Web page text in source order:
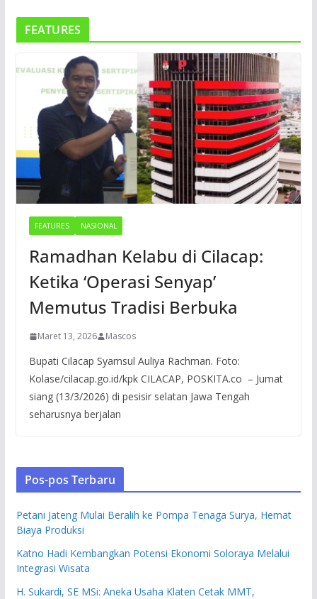
FEATURES
FEATURES NASIONAL
Ramadhan Kelabu di Cilacap:
Ketika ‘Operasi Senyap’
Memutus Tradisi Berbuka
Maret 13, 2026 Mascos
Bupati Cilacap Syamsul Auliya Rachman. Foto:
Kolase/cilacap.go.id/kpk CILACAP, POSKITA.co – Jumat
siang (13/3/2026) di pesisir selatan Jawa Tengah
seharusnya berjalan
Pos-pos Terbaru
Petani Jateng Mulai Beralih ke Pompa Tenaga Surya, Hemat
Biaya Produksi
Katno Hadi Kembangkan Potensi Ekonomi Soloraya Melalui
Integrasi Wisata
H. Sukardi, SE MSi: Aneka Usaha Klaten Cetak MMT,